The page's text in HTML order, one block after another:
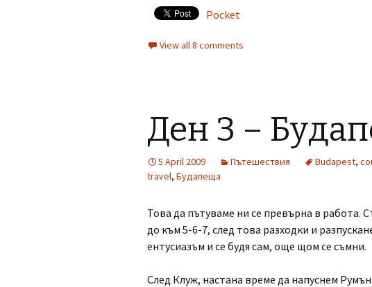
Pocket
View all 8 comments
Ден 3 –
5 April 2009 Пътешествия Budapest,
travel, Будапеща
Това да пътуваме ни се превърна в работа.
до към 5-6-7, след това разходки и
ентусиазъм и се будя сам, още щом се съмни.
След Клуж, настана време да напуснем